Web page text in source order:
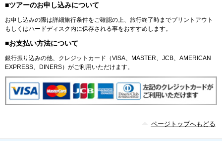
■ツアーのお申し込みについて
お申し込みの際は詳細旅行条件をご確認の上、旅行終了時までプリントアウト
もしくはハードディスク内に保存される事をおすすめします。
■お支払い方法について
銀行振り込みの他、クレジットカード（VISA、MASTER、JCB、AMERICAN
EXPRESS、DINERS）がご利用いただけます。
ページトップへもどる